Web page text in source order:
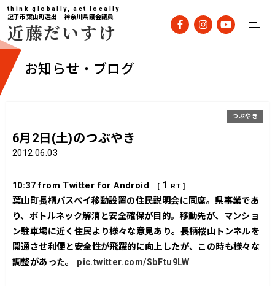
think globally, act locally
逗子市葉山町選出 神奈川県議会議員
近藤だいすけ
お知らせ・ブログ
6月2日(土)のつぶやき
2012.06.03
つぶやき
10:37from Twitter for Android [ 1 RT ]
葉山町長柄バスベイ移動設置の住民説明会に同席。県事業であ
り、ボトルネック解消と安全確保が目的。移動先が、マンショ
ン駐車場に近く住民より様々な意見あり。長柄桜山トンネルを
開通させ利便と安全性が飛躍的に向上したが、この時も様々な
調整があった。 pic.twitter.com/SbFtu9LW